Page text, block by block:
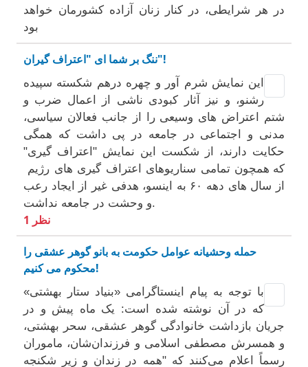
در هر شرایطی، در کنار زنان آزاده کشورمان خواهد
بود
ننگ بر شما ای "اعتراف گیران"!
این نمایش شرم آور و چهره درهم شکسته سپیده
رشنو، و نیز آثار کبودی ناشی از اعمال ضرب و
شتم اعتراض های وسیعی را از جانب فعالان سیاسی،
مدنی و اجتماعی در جامعه در پی داشت که همگی
حکایت دارند، از شکست این نمایش "اعتراف گیری"
که همچون تمامی سناریوهای اعتراف گیری های رژیم
از سال های دهه ۶۰ به اینسو، هدفی غیر از ایجاد رعب
و وحشت در جامعه نداشت.
1 نظر
حمله وحشیانه عوامل حکومت به بانو گوهر عشقی را
محکوم می کنیم!
با توجه به پیام اینستاگرامی «بنیاد ستار بهشتی»
که در آن نوشته شده است: یک ماه پیش و در
جریان بازداشت خانوادگی گوهر عشقی، سحر بهشتی،
و همسرش مصطفی اسلامی و فرزندان‌شان، ماموران
رسماً اعلام می‌کنند که "همه در زندان و زیر شکنجه